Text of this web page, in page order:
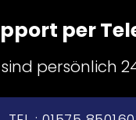
per
persönlich